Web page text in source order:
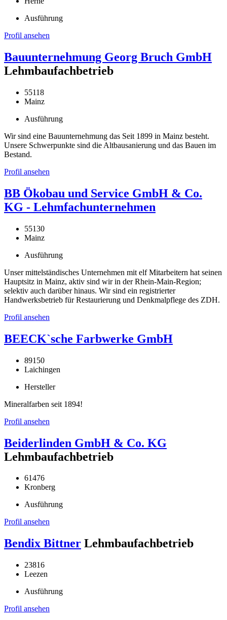
Ausführung
Profil ansehen
Bauunternehmung Georg Bruch GmbH
Lehmbaufachbetrieb
55118
Mainz
Ausführung
Wir sind eine Bauunternehmung das Seit 1899 in Mainz besteht.
Unsere Schwerpunkte sind die Altbausanierung und das Bauen im
Bestand.
Profil ansehen
BB Ökobau und Service GmbH & Co.
KG - Lehmfachunternehmen
55130
Mainz
Ausführung
Unser mittelständisches Unternehmen mit elf Mitarbeitern hat seinen
Hauptsitz in Mainz, aktiv sind wir in der Rhein-Main-Region;
selektiv auch darüber hinaus. Wir sind ein registrierter
Handwerksbetrieb für Restaurierung und Denkmalpflege des ZDH.
Profil ansehen
BEECK`sche Farbwerke GmbH
89150
Laichingen
Hersteller
Mineralfarben seit 1894!
Profil ansehen
Beiderlinden GmbH & Co. KG
Lehmbaufachbetrieb
61476
Kronberg
Ausführung
Profil ansehen
Bendix Bittner Lehmbaufachbetrieb
23816
Leezen
Ausführung
Profil ansehen